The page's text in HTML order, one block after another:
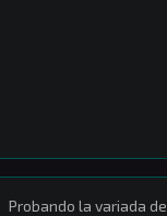
Probando la variada